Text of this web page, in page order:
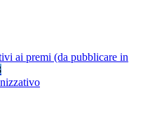
ai premi (da pubblicare in